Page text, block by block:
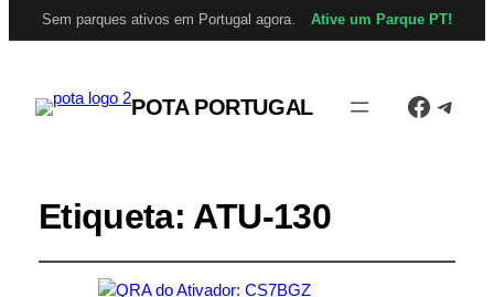
Sem parques ativos em Portugal agora. Ative um Parque PT!
POTA PORTUGAL
Etiqueta: ATU-130